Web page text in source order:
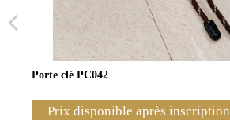
Porte clé PC042
Prix disponible après inscription